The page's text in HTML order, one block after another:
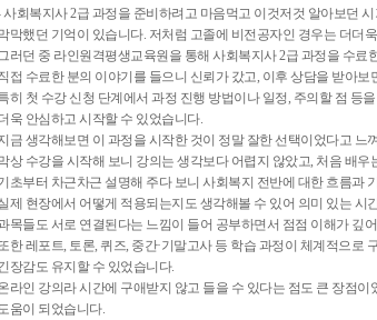
사회복지사 2급 과정을 준비하려고 마음먹고 이것저것 알아보던
막했던 기억이 있습니다. 저처럼 고졸에 비전공자인 경우는 더더
러던 중 라인원격평생교육원을 통해 사회복지사 2급 과정을 수
접 수료한 분의 이야기를 들으니 신뢰가 갔고, 이후 상담을 받아
히 첫 수강 신청 단계에서 과정 진행 방법이나 일정, 주의할 점 등
욱 안심하고 시작할 수 있었습니다.
금 생각해보면 이 과정을 시작한 것이 정말 잘한 선택이었다고 느
상 수강을 시작해 보니 강의는 생각보다 어렵지 않았고, 처음 배
초부터 차근차근 설명해 주다 보니 사회복지 전반에 대한 흐름과
제 현장에서 어떻게 적용되는지도 생각해볼 수 있어 의미 있는 시
목들도 서로 연결된다는 느낌이 들어 공부하면서 점점 이해가 깊
한 레포트, 토론, 퀴즈, 중간·기말고사 등 학습 과정이 체계적으
장감도 유지할 수 있었습니다.
라인 강의라 시간에 구애받지 않고 들을 수 있다는 점도 큰 장점
움이 되었습니다.